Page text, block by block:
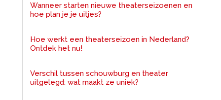
Wanneer starten nieuwe theaterseizoenen en
hoe plan je je uitjes?
Hoe werkt een theaterseizoen in Nederland?
Ontdek het nu!
Verschil tussen schouwburg en theater
uitgelegd: wat maakt ze uniek?